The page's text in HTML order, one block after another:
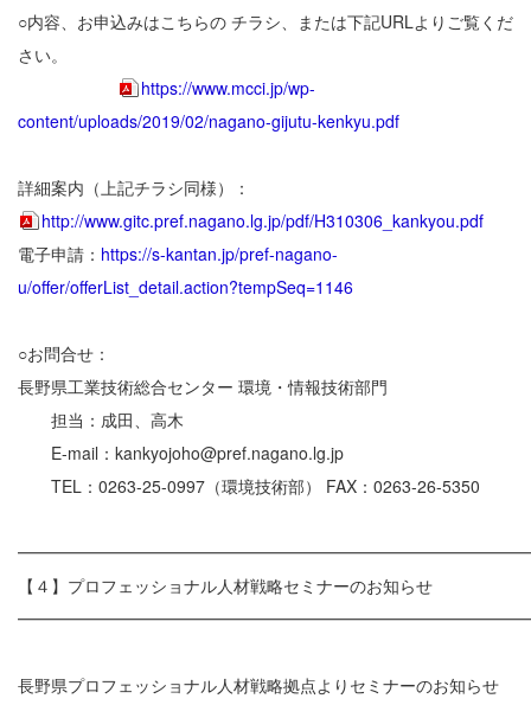
○内容、お申込みはこちらの チラシ、または下記URLよりご覧くだ
さい。
https://www.mcci.jp/wp-
content/uploads/2019/02/nagano-gijutu-kenkyu.pdf
詳細案内（上記チラシ同様）：
http://www.gitc.pref.nagano.lg.jp/pdf/H310306_kankyou.pdf
電子申請： https://s-kantan.jp/pref-nagano-
u/offer/offerList_detail.action?tempSeq=1146
○お問合せ：
長野県工業技術総合センター 環境・情報技術部門
担当：成田、高木
E-mail：kankyojoho@pref.nagano.lg.jp
TEL：0263-25-0997（環境技術部） FAX：0263-26-5350
【４】プロフェッショナル人材戦略セミナーのお知らせ
長野県プロフェッショナル人材戦略拠点よりセミナーのお知らせ